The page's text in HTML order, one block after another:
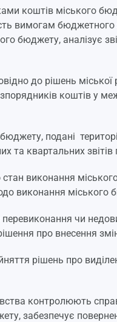
коштів міського
вимогам
бюджету, аналізує
до рішень
коштів у
подані
та квартальних
виконання
виконання міського
перевиконання чи
про внесення
рішень про
контролюють
забезпечує